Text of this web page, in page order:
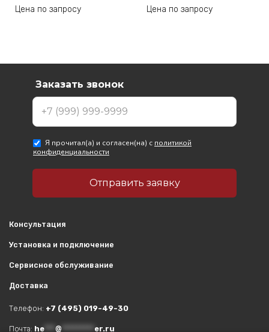
Цена по запросу
Цена по запросу
Консультация
Установка и подключение
Сервисное обслуживание
Доставка
Телефон: +7 (495) 019-49-30
Почта: he @ er.ru